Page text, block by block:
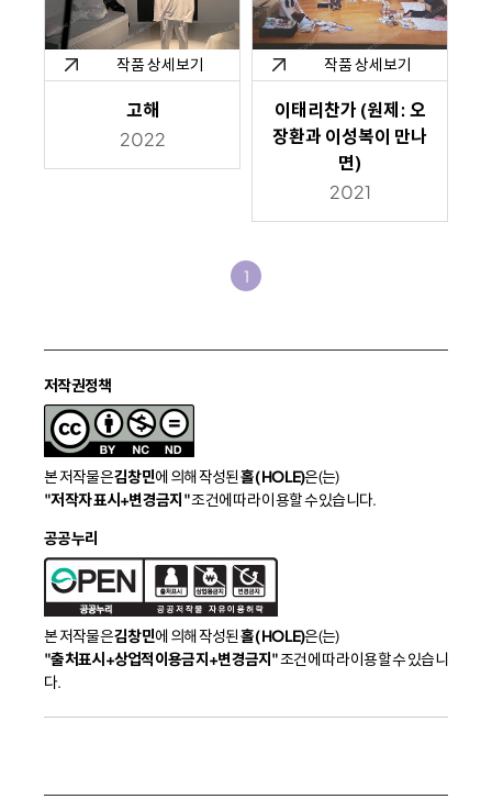
작품 상세보기
고해
2022
작품 상세보기
이태리찬가 (원제: 오
장환과 이성복이 만나
면)
2021
1
저작권정책
본 저작물은김창민에 의해 작성된홀 ( HOLE)은(는)
"저작자 표시+변경금지"조건에 따라 이용할 수 있습니다.
공공누리
본 저작물은김창민에 의해 작성된홀 ( HOLE)은(는)
"출처표시+상업적이용금지+변경금지"조건에 따라 이용할 수 있습니
다.